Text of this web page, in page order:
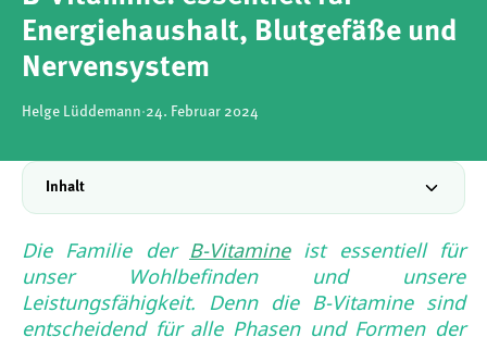
Energiehaushalt, Blutgefäße und
Nervensystem
Helge Lüddemann·24. Februar 2024
Inhalt
Die Familie der B-Vitamineist essentiell für
unser Wohlbefinden und unsere
Leistungsfähigkeit. Denn die B-Vitamine sind
entscheidend für alle Phasen und Formen der